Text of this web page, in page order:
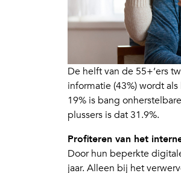
De helft van de 55+’ers
informatie (43%) wordt
19% is bang
plussers is dat 31.9%.
Profiteren van het
Door hun beperkte
jaar. Alleen bij het